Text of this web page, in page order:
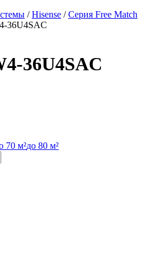
/Hisense /Серия Free Match
36U4SAC
36U4SAC
70 м²до 80 м²